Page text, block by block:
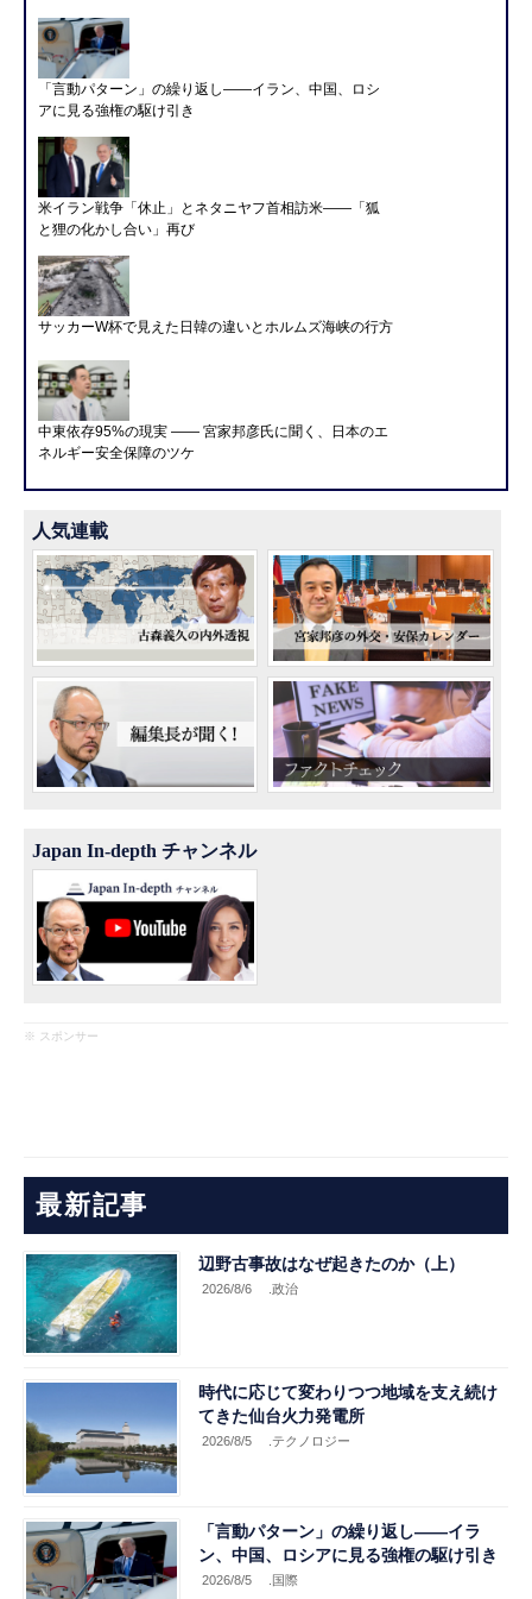
「言動パターン」の繰り返し――イラン、中国、ロシ
アに見る強権の駆け引き
米イラン戦争「休止」とネタニヤフ首相訪米――「狐
と狸の化かし合い」再び
サッカーW杯で見えた日韓の違いとホルムズ海峡の行方
中東依存95%の現実 ―― 宮家邦彦氏に聞く、日本のエ
ネルギー安全保障のツケ
人気連載
Japan In-depth チャンネル
※ スポンサー
最新記事
辺野古事故はなぜ起きたのか（上）
2026/8/6 .政治
時代に応じて変わりつつ地域を支え続け
てきた仙台火力発電所
2026/8/5 .テクノロジー
「言動パターン」の繰り返し――イラ
ン、中国、ロシアに見る強権の駆け引き
2026/8/5 .国際